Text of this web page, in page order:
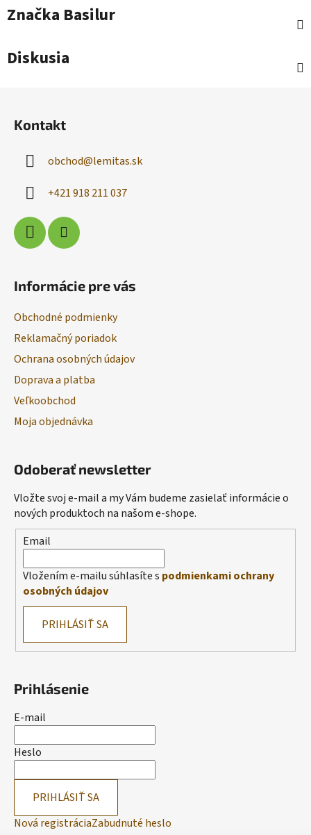
Značka Basilur
Diskusia
Kontakt
obchod@lemitas.sk
+421 918 211 037
Informácie pre vás
Obchodné podmienky
Reklamačný poriadok
Ochrana osobných údajov
Doprava a platba
Veľkoobchod
Moja objednávka
Odoberať newsletter
Vložte svoj e-mail a my Vám budeme zasielať informácie o
nových produktoch na našom e-shope.
Email
Vložením e-mailu súhlasíte s podmienkami ochrany
osobných údajov
PRIHLÁSIŤ SA
Prihlásenie
E-mail
Heslo
PRIHLÁSIŤ SA
Nová registráciaZabudnuté heslo